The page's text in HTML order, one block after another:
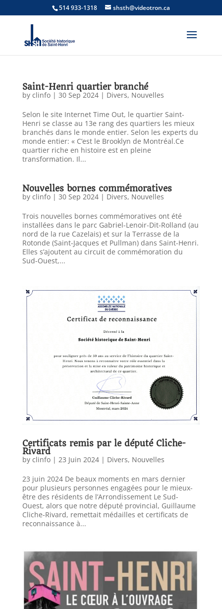
514 933-1318 shsth@videotron.ca
Saint-Henri quartier branché
by clinfo| 30 Sep 2024| Divers, Nouvelles
Selon le site Internet Time Out, le quartier Saint-
Henri se classe au 13e rang des quartiers les mieux
branchés dans le monde entier. Selon les experts du
monde entier: « C’est le Brooklyn de Montréal.Ce
quartier riche en histoire est en pleine
transformation. Il...
Nouvelles bornes commémoratives
by clinfo| 30 Sep 2024| Divers, Nouvelles
Trois nouvelles bornes commémoratives ont été
installées dans le parc Gabriel-Lenoir-Dit-Rolland (au
nord de la rue Cazelais) et sur la Terrasse de la
Rotonde (Saint-Jacques et Pullman) dans Saint-Henri.
Elles s’ajoutent au circuit de commémoration du
Sud-Ouest,...
Certificats remis par le député Cliche-
Rivard
by clinfo| 23 Juin 2024| Divers, Nouvelles
23 juin 2024 De beaux moments en mars dernier
pour plusieurs personnes engagées pour le mieux-
être des résidents de l’Arrondissement Le Sud-
Ouest, alors que notre député provincial, Guillaume
Cliche-Rivard, remettait médailles et certificats de
reconnaissance à...